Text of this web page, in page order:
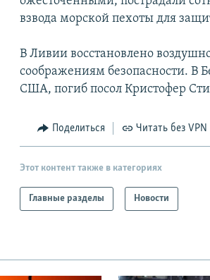
взвода морской пехоты для
В Ливии восстановлено
соображениям безопасности. В
США, погиб посол Кристофер
Поделиться Читать без VPN
Этот контент также в категориях
Главные разделы Новости